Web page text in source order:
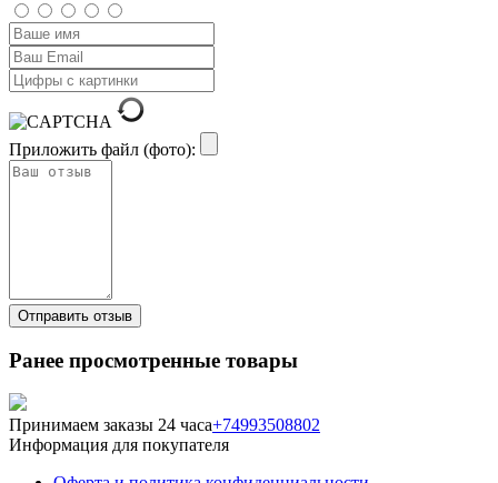
Приложить файл (фото):
Ранее просмотренные товары
Принимаем заказы 24 часа+74993508802
Информация для покупателя